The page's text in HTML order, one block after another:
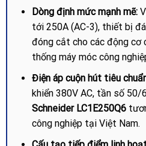
Dòng định mức mạnh mẽ:
tới 250A (AC-3), thiết bị
đóng cắt cho các động cơ
thống máy móc công
Điện áp cuộn hút tiêu
khiển 380V AC, tần số 50/
Schneider LC1E250Q6
công nghiệp tại Việt Nam.